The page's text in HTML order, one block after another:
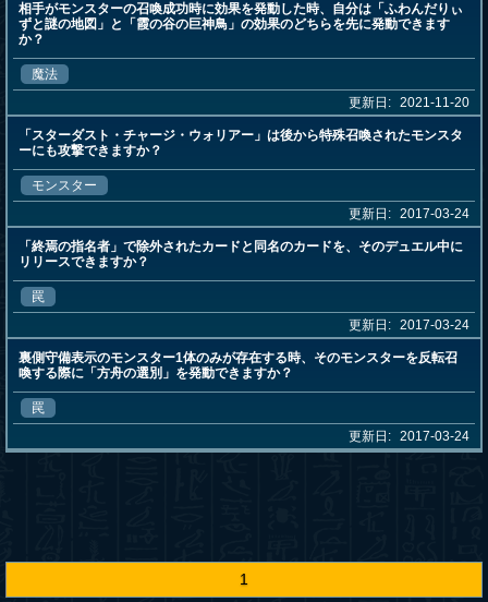
相手がモンスターの召喚成功時に効果を発動した時、自分は「ふわんだりぃ
ずと謎の地図」と「霞の谷の巨神鳥」の効果のどちらを先に発動できます
か？
魔法
更新日: 2021-11-20
「スターダスト・チャージ・ウォリアー」は後から特殊召喚されたモンスタ
ーにも攻撃できますか？
モンスター
更新日: 2017-03-24
「終焉の指名者」で除外されたカードと同名のカードを、そのデュエル中に
リリースできますか？
罠
更新日: 2017-03-24
裏側守備表示のモンスター1体のみが存在する時、そのモンスターを反転召
喚する際に「方舟の選別」を発動できますか？
罠
更新日: 2017-03-24
1